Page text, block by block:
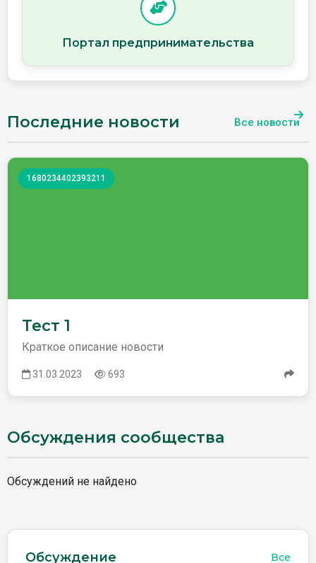
Портал предпринимательства
Последние новости Все новости
1680234402393211
Тест 1
Краткое описание новости
31.03.2023 693
Обсуждения сообщества
Обсуждений не найдено
Обсуждение Все